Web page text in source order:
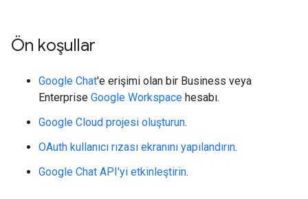
Ön koşullar
Google Chat'e erişimi olan bir Business veya
Enterprise Google Workspace hesabı.
Google Cloud projesi oluşturun.
OAuth kullanıcı rızası ekranını yapılandırın.
Google Chat API'yi etkinleştirin.